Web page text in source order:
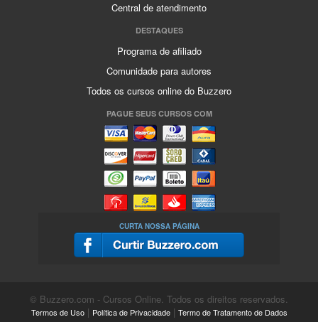
Central de atendimento
DESTAQUES
Programa de afiliado
Comunidade para autores
Todos os cursos online do Buzzero
PAGUE SEUS CURSOS COM
CURTA NOSSA PÁGINA
© Buzzero.com - Cursos Online. Todos os direitos reservados.
Termos de Uso| Política de Privacidade| Termo de Tratamento de Dados